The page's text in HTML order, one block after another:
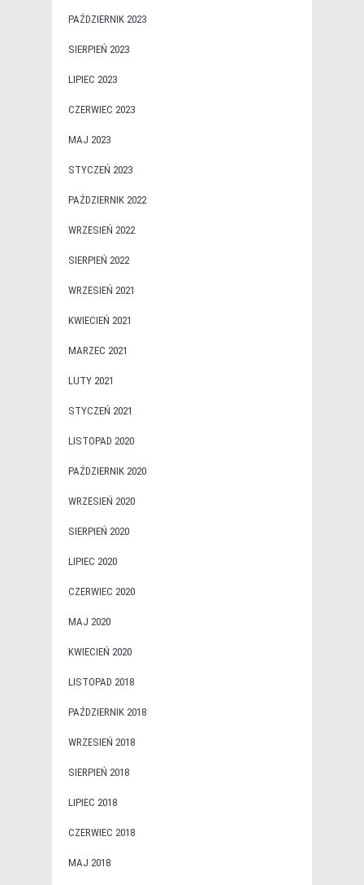
PAŹDZIERNIK 2023
SIERPIEŃ 2023
LIPIEC 2023
CZERWIEC 2023
MAJ 2023
STYCZEŃ 2023
PAŹDZIERNIK 2022
WRZESIEŃ 2022
SIERPIEŃ 2022
WRZESIEŃ 2021
KWIECIEŃ 2021
MARZEC 2021
LUTY 2021
STYCZEŃ 2021
LISTOPAD 2020
PAŹDZIERNIK 2020
WRZESIEŃ 2020
SIERPIEŃ 2020
LIPIEC 2020
CZERWIEC 2020
MAJ 2020
KWIECIEŃ 2020
LISTOPAD 2018
PAŹDZIERNIK 2018
WRZESIEŃ 2018
SIERPIEŃ 2018
LIPIEC 2018
CZERWIEC 2018
MAJ 2018